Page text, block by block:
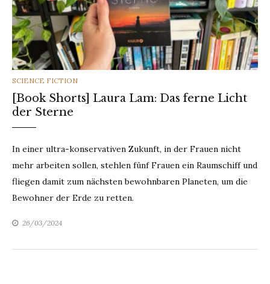
CATEGORIES
SCIENCE FICTION
[Book Shorts] Laura Lam: Das ferne Licht
der Sterne
In einer ultra-konservativen Zukunft, in der Frauen nicht
mehr arbeiten sollen, stehlen fünf Frauen ein Raumschiff und
fliegen damit zum nächsten bewohnbaren Planeten, um die
Bewohner der Erde zu retten.
26/03/2024